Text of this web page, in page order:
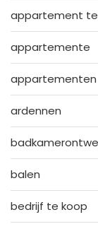
appartement
appartemente
appartementen
ardennen
balen
bedrijf te koop